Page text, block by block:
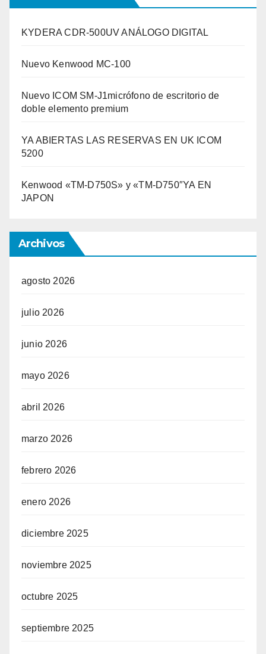
KYDERA CDR-500UV ANÁLOGO DIGITAL
Nuevo Kenwood MC-100
Nuevo ICOM SM-J1micrófono de escritorio de
doble elemento premium
YA ABIERTAS LAS RESERVAS EN UK ICOM
5200
Kenwood «TM-D750S» y «TM-D750″YA EN
JAPON
Archivos
agosto 2026
julio 2026
junio 2026
mayo 2026
abril 2026
marzo 2026
febrero 2026
enero 2026
diciembre 2025
noviembre 2025
octubre 2025
septiembre 2025